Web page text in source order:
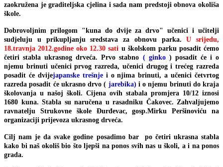
zaokružena je graditeljska cjelina i sada nam predstoji obnova okoliša
škole.
Dobrovoljnim prilogom "kuna do dvije za drvo" učenici i učitelji
sudjeluju u prikupljanju sredstava za obnovu parka. U srijedu,
18.travnja 2012.godine oko 12.30 sati u školskom parku posadit ćemo
četiri stabla ukrasnog drveća. Prvo stabno ( ginko ) posadit će i o
njemu brinuti učenici prvog razreda, učenici drugog i trećeg razreda
posadit će dvijejapanske trešnjei o njima brinuti, a učenici četvrtog
razreda posadit će ukrasno drvo ( jarebika) i o njemu brinuti do kraja
školovanja u našoj školi. Cijena ovih stabala promjera 10/12 iznosi
1680 kuna. Stabla su naručena u rasadniku Čakovec. Zahvaljujemo
ravnatelju Strukovne škole Đurđevac, gosp.Mirku Peršinoviću na
organizaciji prijevoza ukrasnog drveća.
Cilj nam je da svake godine posadimo bar po četiri ukrasna stabla
kako bi naš okoliš bio što ljepši na ponos svih nas u školi, a i na ponos
grada.